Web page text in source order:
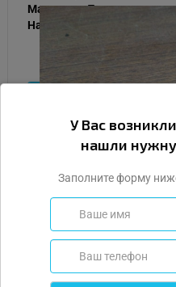
Материал:Пластик
Наличие:
В наличии
1
ДАД, датчик
воздуха во
Хендай Гетц
У Вас
нашли
Заполните форму